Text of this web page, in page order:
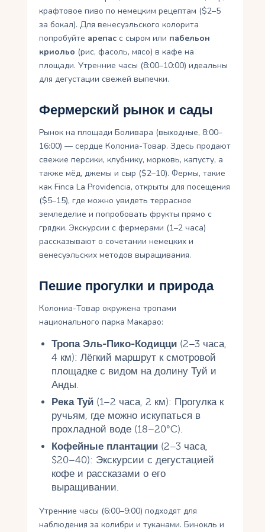
крафтовое пиво по немецким рецептам ($2–5
за бокал). Для венесуэльского колорита
попробуйте арепас с сыром или пабельон
криольо (рис, фасоль, мясо) в кафе на
площади. Утренние часы (8:00–10:00) идеальны
для дегустации свежей выпечки.
Фермерский рынок и сады
Рынок на площади Боливара (выходные, 8:00–
16:00) — сердце Колониа-Товар. Здесь продают
свежие персики, клубнику, морковь, капусту, а
также мёд, джемы и сыр ($2–10). Фермы, такие
как Finca La Providencia, открыты для посещения
($5–15), где можно увидеть террасное
земледелие и попробовать фрукты прямо с
грядки. Экскурсии с фермерами (1–2 часа)
рассказывают о сочетании немецких и
венесуэльских методов выращивания.
Пешие прогулки и природа
Колониа-Товар окружена тропами
национального парка Макарао:
Тропа Эль-Пико-Кодицци(2–3 часа,
4 км): Лёгкий маршрут к смотровой
площадке с видом на долину Туй и
Анды.
Река Туй(1–2 часа, 2 км): Прогулка к
ручьям, где можно искупаться в
прохладной воде (18–20°C).
Кофейные плантации(2–3 часа,
$20–40): Экскурсии с дегустацией
кофе и рассказами о его
выращивании.
Утренние часы (6:00–9:00) подходят для
наблюдения за колибри и туканами. Бинокль и